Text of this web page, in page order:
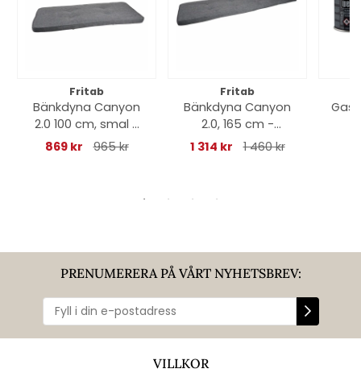
Fritab
Bänkdyna Canyon
2.0 100 cm, smal -
oxfordgrå
869 kr 965 kr
Fritab
Bänkdyna Canyon
2.0, 165 cm -
oxfordgrå
1 314 kr 1 460 kr
PRENUMERERA PÅ VÅRT NYHETSBREV:
VILLKOR